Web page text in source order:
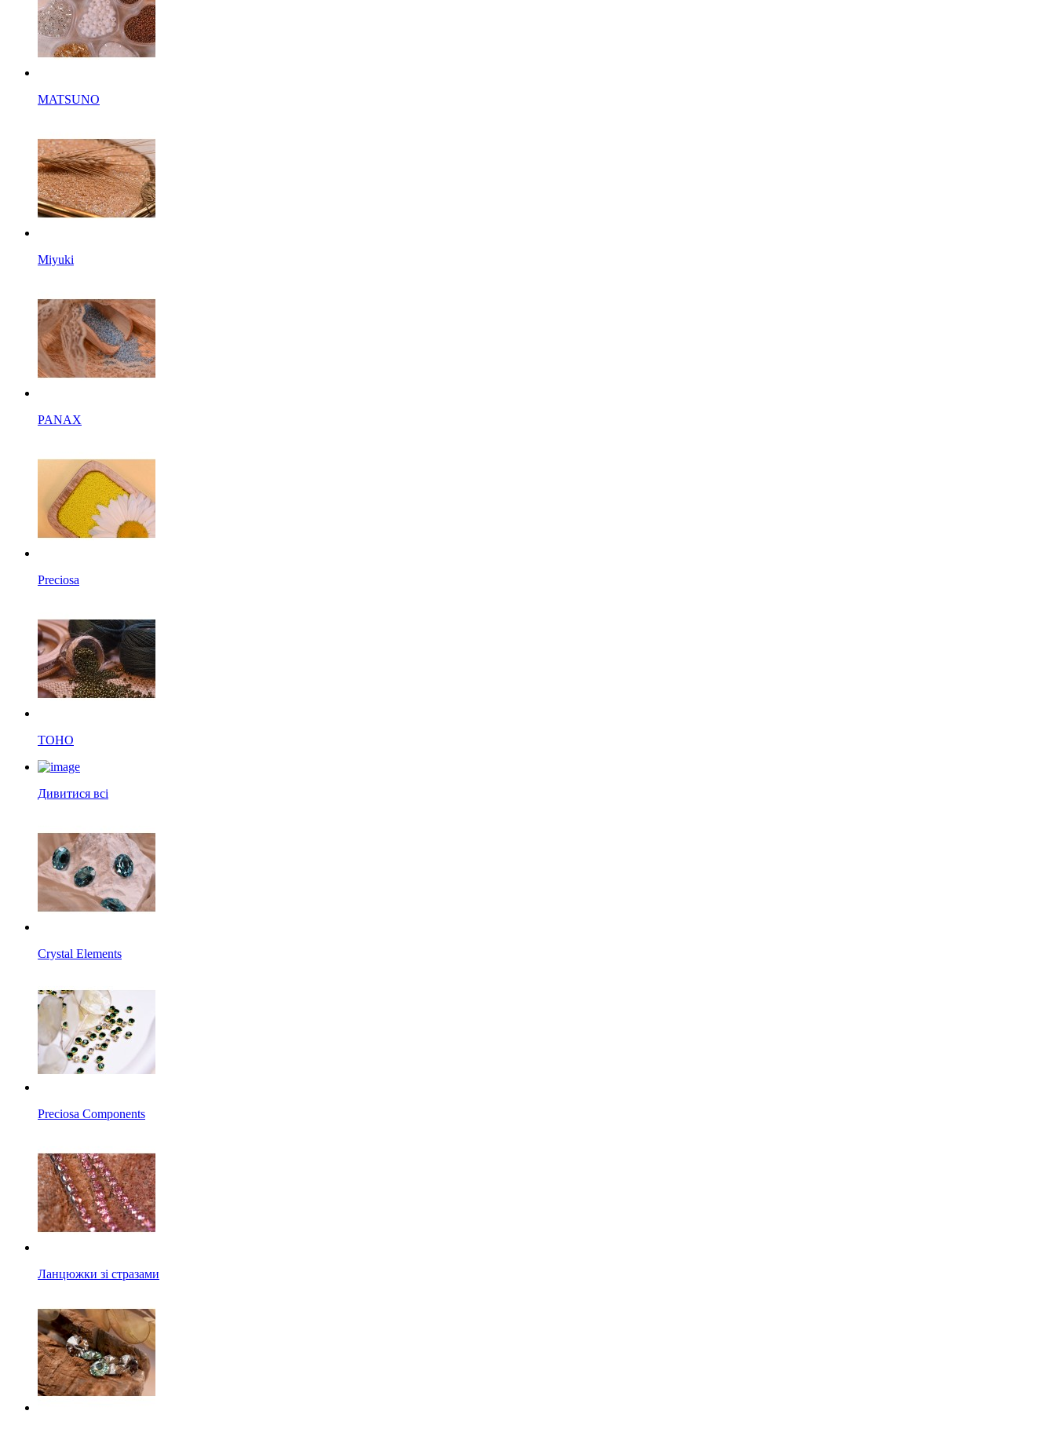
MATSUNO
Miyuki
PANAX
Preciosa
TOHO
Дивитися всі
Crystal Elements
Preciosa Components
Ланцюжки зі стразами